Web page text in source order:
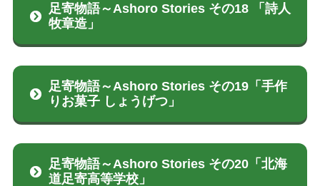
足寄物語～Ashoro Stories その18 「詩人
牧章造」
足寄物語～Ashoro Stories その19「手作
りお菓子 しょうげつ」
足寄物語～Ashoro Stories その20「北海
道足寄高等学校」